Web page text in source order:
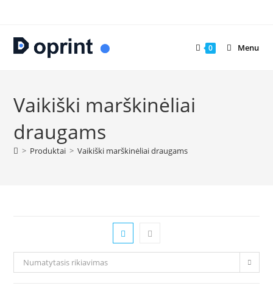
content
0 Menu
Vaikiški marškinėliai
draugams
> Produktai > Vaikiški marškinėliai draugams
Numatytasis rikiavimas